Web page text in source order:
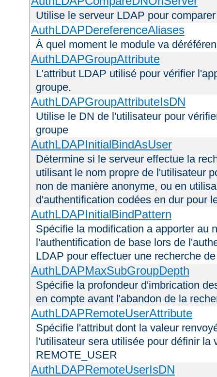
Utilise le serveur LDAP pour
AuthLDAPDereferenceAliases
À quel moment le module va
AuthLDAPGroupAttribute
L'attribut LDAP utilisé pour vérifier
groupe.
AuthLDAPGroupAttributeIsDN
Utilise le DN de l'utilisateur pour
groupe
AuthLDAPInitialBindAsUser
Détermine si le serveur effectue la
utilisant le nom propre de l'utilisateur
non de manière anonyme, ou en
d'authentification codées en dur pour
AuthLDAPInitialBindPattern
Spécifie la modification a apporter au
l'authentification de base lors de
LDAP pour effectuer une recherche
AuthLDAPMaxSubGroupDepth
Spécifie la profondeur d'imbrication
en compte avant l'abandon de la
AuthLDAPRemoteUserAttribute
Spécifie l'attribut dont la valeur
l'utilisateur sera utilisée pour définir la
REMOTE_USER
AuthLDAPRemoteUserIsDN